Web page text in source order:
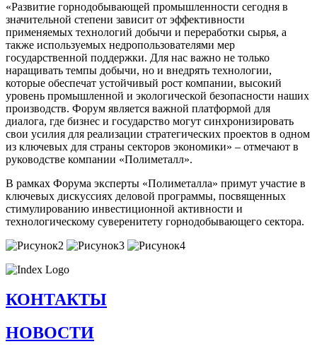
«Развитие горнодобывающей промышленности сегодня в
значительной степени зависит от эффективности
применяемых технологий добычи и переработки сырья, а
также используемых недропользователями мер
государственной поддержки. Для нас важно не только
наращивать темпы добычи, но и внедрять технологии,
которые обеспечат устойчивый рост компании, высокий
уровень промышленной и экологической безопасности наших
производств. Форум является важной платформой для
диалога, где бизнес и государство могут синхронизировать
свои усилия для реализации стратегических проектов в одном
из ключевых для страны секторов экономики» – отмечают в
руководстве компании «Полиметалл».
В рамках Форума эксперты «Полиметалла» примут участие в
ключевых дискуссиях деловой программы, посвященных
стимулированию инвестиционной активности и
технологическому суверенитету горнодобывающего сектора.
КОНТАКТЫ
НОВОСТИ